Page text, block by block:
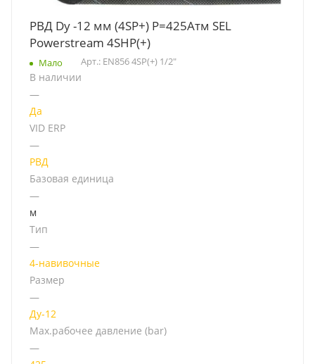
РВД Dу -12 мм (4SP+) Р=425Атм SEL
Powerstream 4SHP(+)
Мало Арт.: EN856 4SP(+) 1/2"
В наличии
—
Да
VID ERP
—
РВД
Базовая единица
—
м
Тип
—
4-навивочные
Размер
—
Ду-12
Мах.рабочее давление (bar)
—